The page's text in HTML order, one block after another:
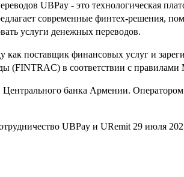
UBPay - это технологическая
современные финтех-решения,
услуги денежных переводов.
как поставщик финансовых услуг и
(FINTRAC) в соответствии с правилами
Центрального банка Армении.
UBPay и URemit 29 июля